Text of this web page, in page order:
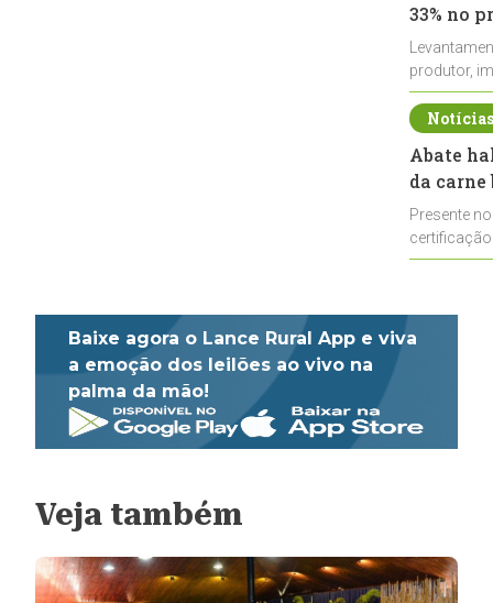
33% no
produtor,
de leite cru
Abate
da
Presente
Baixe agora o Lance Rural App e viva
a emoção dos leilões ao vivo na
palma da mão!
Veja também